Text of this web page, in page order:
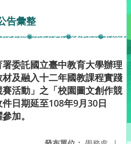
告彙整
委託國立臺中教育大學辦理
材及融入十二年國教課程實踐
活動」之「校園圖文創作競
日期延至108年9月30日
加。